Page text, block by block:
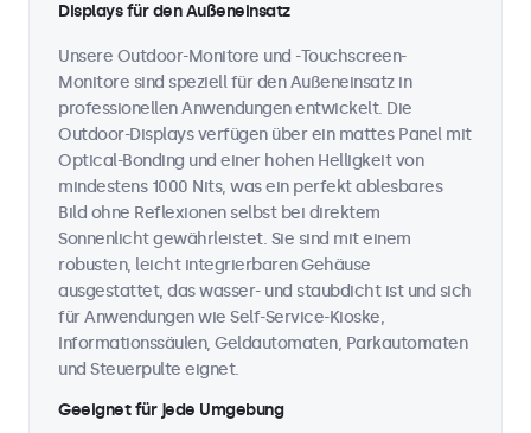
Displays für den Außeneinsatz
Unsere Outdoor-Monitore und -Touchscreen-
Monitore sind speziell für den Außeneinsatz in
professionellen Anwendungen entwickelt. Die
Outdoor-Displays verfügen über ein mattes Panel mit
Optical-Bonding und einer hohen Helligkeit von
mindestens 1000 Nits, was ein perfekt ablesbares
Bild ohne Reflexionen selbst bei direktem
Sonnenlicht gewährleistet. Sie sind mit einem
robusten, leicht integrierbaren Gehäuse
ausgestattet, das wasser- und staubdicht ist und sich
für Anwendungen wie Self-Service-Kioske,
Informationssäulen, Geldautomaten, Parkautomaten
und Steuerpulte eignet.
Geeignet für jede Umgebung